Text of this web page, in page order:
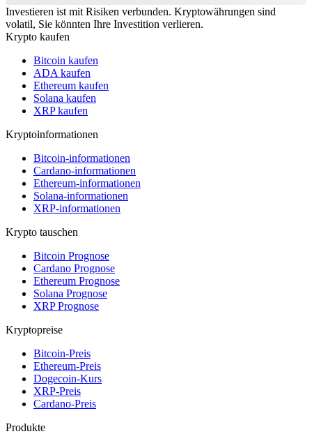
Investieren ist mit Risiken verbunden. Kryptowährungen sind
volatil, Sie könnten Ihre Investition verlieren.
Krypto kaufen
Bitcoin kaufen
ADA kaufen
Ethereum kaufen
Solana kaufen
XRP kaufen
Kryptoinformationen
Bitcoin-informationen
Cardano-informationen
Ethereum-informationen
Solana-informationen
XRP-informationen
Krypto tauschen
Bitcoin Prognose
Cardano Prognose
Ethereum Prognose
Solana Prognose
XRP Prognose
Kryptopreise
Bitcoin-Preis
Ethereum-Preis
Dogecoin-Kurs
XRP-Preis
Cardano-Preis
Produkte